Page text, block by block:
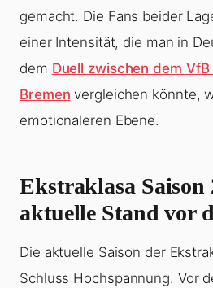
gemacht. Die Fans beider
einer Intensität, die man in
dem Duell zwischen dem
Bremen vergleichen könnte,
emotionaleren Ebene.
Ekstraklasa Saison
aktuelle Stand vor
Die aktuelle Saison der
Schluss Hochspannung. Vor